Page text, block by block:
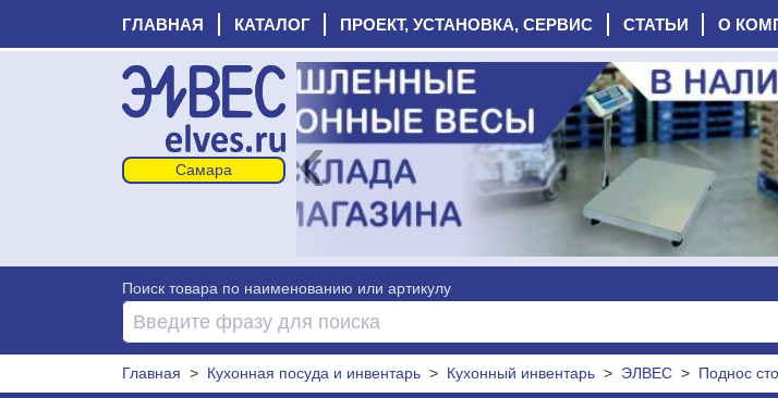
ГЛАВНАЯ КАТАЛОГ ПРОЕКТ, УСТАНОВКА, СЕРВИС СТАТЬИ О
‹
Поиск товара по наименованию или артикулу
Главная > Кухонная посуда и инвентарь > Кухонный инвентарь > ЭЛВЕС > Поднос